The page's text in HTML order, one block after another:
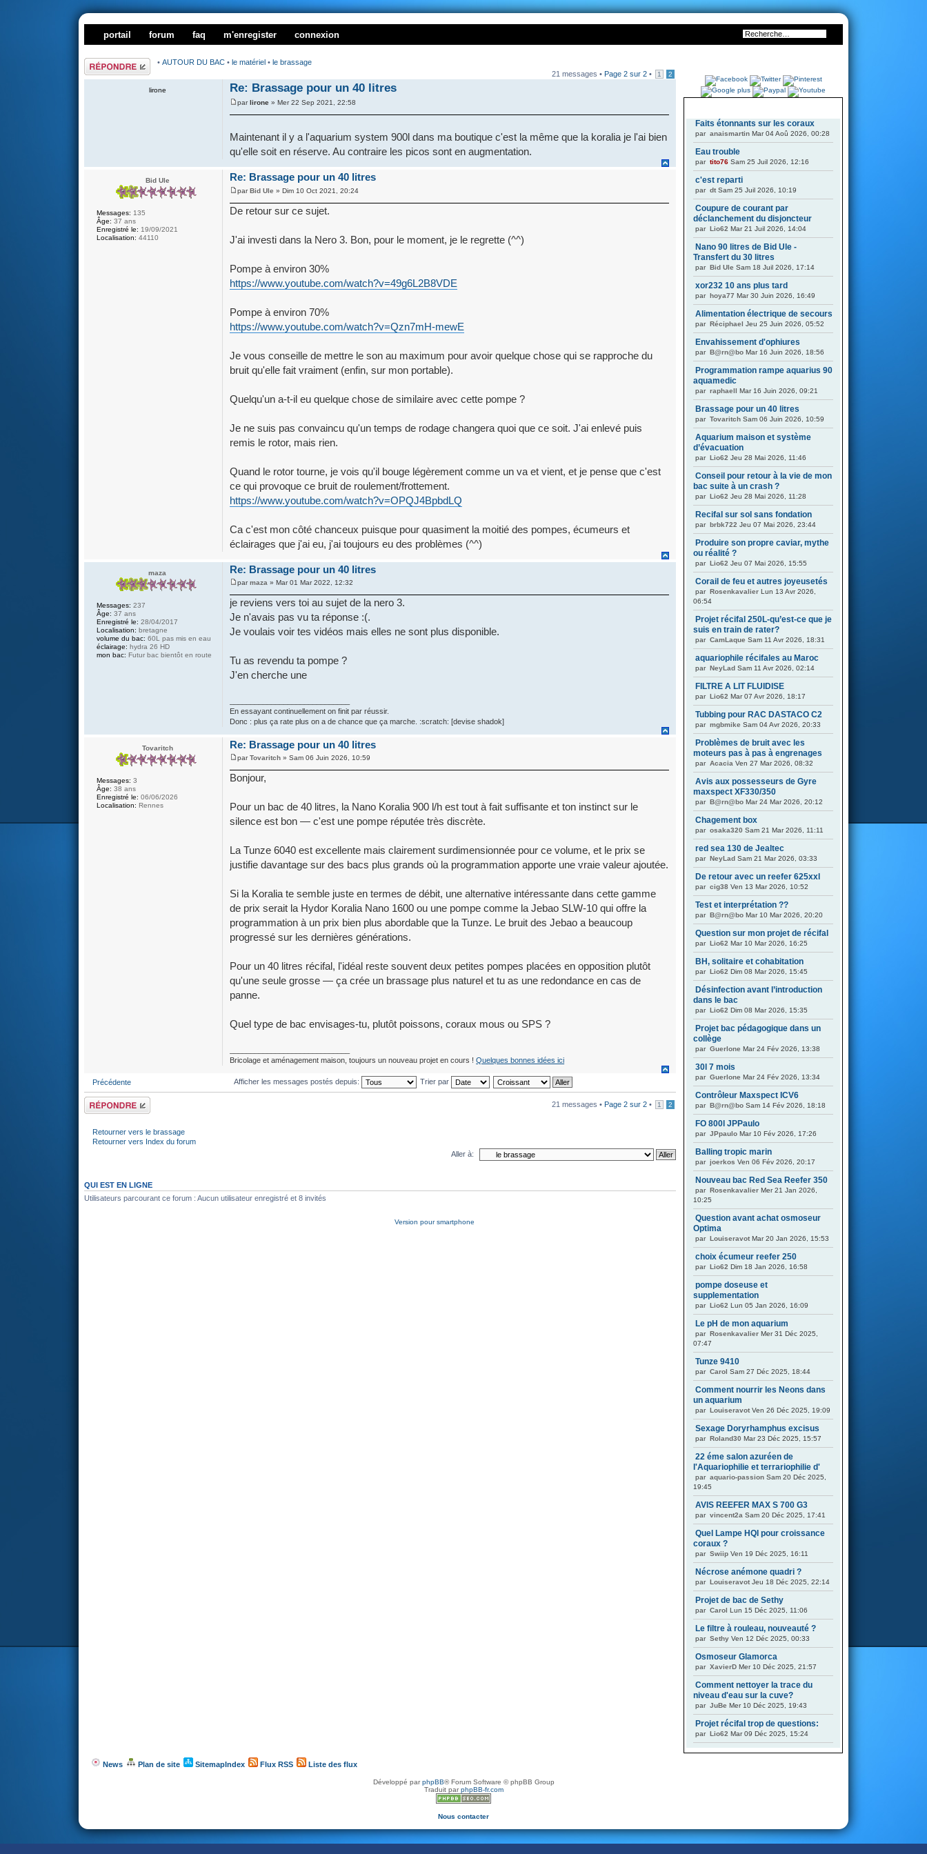
portail forum faq m'enregister connexion
Répondre • AUTOUR DU BAC • le matériel • le brassage
21 messages • Page 2 sur 2 • 1 2
Re: Brassage pour un 40 litres
parlirone » Mer 22 Sep 2021, 22:58
Maintenant il y a l'aquarium system 900l dans ma boutique c'est la même que la koralia je l'ai bien
qu'elle soit en réserve. Au contraire les picos sont en augmentation.
lirone
Re: Brassage pour un 40 litres
parBid Ule » Dim 10 Oct 2021, 20:24
De retour sur ce sujet.
J'ai investi dans la Nero 3. Bon, pour le moment, je le regrette (^^)
Pompe à environ 30%
https://www.youtube.com/watch?v=49g6L2B8VDE
Pompe à environ 70%
https://www.youtube.com/watch?v=Qzn7mH-mewE
Je vous conseille de mettre le son au maximum pour avoir quelque chose qui se rapproche du
bruit qu'elle fait vraiment (enfin, sur mon portable).
Quelqu'un a-t-il eu quelque chose de similaire avec cette pompe ?
Je ne suis pas convaincu qu'un temps de rodage changera quoi que ce soit. J'ai enlevé puis
remis le rotor, mais rien.
Quand le rotor tourne, je vois qu'il bouge légèrement comme un va et vient, et je pense que c'est
ce qui provoque ce bruit de roulement/frottement.
https://www.youtube.com/watch?v=OPQJ4BpbdLQ
Ca c'est mon côté chanceux puisque pour quasiment la moitié des pompes, écumeurs et
éclairages que j'ai eu, j'ai toujours eu des problèmes (^^)
Bid Ule
Messages: 135
Âge: 37 ans
Enregistré le: 19/09/2021
Localisation: 44110
Re: Brassage pour un 40 litres
parmaza » Mar 01 Mar 2022, 12:32
je reviens vers toi au sujet de la nero 3.
Je n'avais pas vu ta réponse :(.
Je voulais voir tes vidéos mais elles ne sont plus disponible.
Tu as revendu ta pompe ?
J'en cherche une
En essayant continuellement on finit par réussir.
Donc : plus ça rate plus on a de chance que ça marche. :scratch: [devise shadok]
maza
Messages: 237
Âge: 37 ans
Enregistré le: 28/04/2017
Localisation: bretagne
volume du bac: 60L pas mis en eau
éclairage: hydra 26 HD
mon bac: Futur bac bientôt en route
Re: Brassage pour un 40 litres
parTovaritch » Sam 06 Juin 2026, 10:59
Bonjour,
Pour un bac de 40 litres, la Nano Koralia 900 l/h est tout à fait suffisante et ton instinct sur le
silence est bon — c'est une pompe réputée très discrète.
La Tunze 6040 est excellente mais clairement surdimensionnée pour ce volume, et le prix se
justifie davantage sur des bacs plus grands où la programmation apporte une vraie valeur ajoutée.
Si la Koralia te semble juste en termes de débit, une alternative intéressante dans cette gamme
de prix serait la Hydor Koralia Nano 1600 ou une pompe comme la Jebao SLW-10 qui offre la
programmation à un prix bien plus abordable que la Tunze. Le bruit des Jebao a beaucoup
progressé sur les dernières générations.
Pour un 40 litres récifal, l'idéal reste souvent deux petites pompes placées en opposition plutôt
qu'une seule grosse — ça crée un brassage plus naturel et tu as une redondance en cas de
panne.
Quel type de bac envisages-tu, plutôt poissons, coraux mous ou SPS ?
Bricolage et aménagement maison, toujours un nouveau projet en cours !Quelques bonnes idées ici
Tovaritch
Messages: 3
Âge: 38 ans
Enregistré le: 06/06/2026
Localisation: Rennes
Précédente Afficher les messages postés depuis: Trier par
Répondre 21 messages • Page 2 sur 2 • 1 2
Retourner vers le brassage
Retourner vers Index du forum
Aller à:
QUI EST EN LIGNE
Utilisateurs parcourant ce forum : Aucun utilisateur enregistré et 8 invités
Version pour smartphone
Faits étonnants sur les coraux
par anaismartin Mar 04 Aoû 2026, 00:28
Eau trouble
par tito76 Sam 25 Juil 2026, 12:16
c'est reparti
par dt Sam 25 Juil 2026, 10:19
Coupure de courant par
déclanchement du disjoncteur
par Lio62 Mar 21 Juil 2026, 14:04
Nano 90 litres de Bid Ule -
Transfert du 30 litres
par Bid Ule Sam 18 Juil 2026, 17:14
xor232 10 ans plus tard
par hoya77 Mar 30 Juin 2026, 16:49
Alimentation électrique de secours
par Réciphael Jeu 25 Juin 2026, 05:52
Envahissement d'ophiures
par B@rn@bo Mar 16 Juin 2026, 18:56
Programmation rampe aquarius 90
aquamedic
par raphaell Mar 16 Juin 2026, 09:21
Brassage pour un 40 litres
par Tovaritch Sam 06 Juin 2026, 10:59
Aquarium maison et système
d’évacuation
par Lio62 Jeu 28 Mai 2026, 11:46
Conseil pour retour à la vie de mon
bac suite à un crash ?
par Lio62 Jeu 28 Mai 2026, 11:28
Recifal sur sol sans fondation
par brbk722 Jeu 07 Mai 2026, 23:44
Produire son propre caviar, mythe
ou réalité ?
par Lio62 Jeu 07 Mai 2026, 15:55
Corail de feu et autres joyeusetés
par Rosenkavalier Lun 13 Avr 2026,
06:54
Projet récifal 250L-qu’est-ce que je
suis en train de rater?
par CamLaque Sam 11 Avr 2026, 18:31
aquariophile récifales au Maroc
par NeyLad Sam 11 Avr 2026, 02:14
FILTRE A LIT FLUIDISE
par Lio62 Mar 07 Avr 2026, 18:17
Tubbing pour RAC DASTACO C2
par mgbmike Sam 04 Avr 2026, 20:33
Problèmes de bruit avec les
moteurs pas à pas à engrenages
par Acacia Ven 27 Mar 2026, 08:32
Avis aux possesseurs de Gyre
maxspect XF330/350
par B@rn@bo Mar 24 Mar 2026, 20:12
Chagement box
par osaka320 Sam 21 Mar 2026, 11:11
red sea 130 de Jealtec
par NeyLad Sam 21 Mar 2026, 03:33
De retour avec un reefer 625xxl
par cig38 Ven 13 Mar 2026, 10:52
Test et interprétation ??
par B@rn@bo Mar 10 Mar 2026, 20:20
Question sur mon projet de récifal
par Lio62 Mar 10 Mar 2026, 16:25
BH, solitaire et cohabitation
par Lio62 Dim 08 Mar 2026, 15:45
Désinfection avant l’introduction
dans le bac
par Lio62 Dim 08 Mar 2026, 15:35
Projet bac pédagogique dans un
collège
par Guerlone Mar 24 Fév 2026, 13:38
30l 7 mois
par Guerlone Mar 24 Fév 2026, 13:34
Contrôleur Maxspect ICV6
par B@rn@bo Sam 14 Fév 2026, 18:18
FO 800l JPPaulo
par JPpaulo Mar 10 Fév 2026, 17:26
Balling tropic marin
par joerkos Ven 06 Fév 2026, 20:17
Nouveau bac Red Sea Reefer 350
par Rosenkavalier Mer 21 Jan 2026,
10:25
Question avant achat osmoseur
Optima
par Louiseravot Mar 20 Jan 2026, 15:53
choix écumeur reefer 250
par Lio62 Dim 18 Jan 2026, 16:58
pompe doseuse et
supplementation
par Lio62 Lun 05 Jan 2026, 16:09
Le pH de mon aquarium
par Rosenkavalier Mer 31 Déc 2025,
07:47
Tunze 9410
par Carol Sam 27 Déc 2025, 18:44
Comment nourrir les Neons dans
un aquarium
par Louiseravot Ven 26 Déc 2025, 19:09
Sexage Doryrhamphus excisus
par Roland30 Mar 23 Déc 2025, 15:57
22 éme salon azuréen de
l'Aquariophilie et terrariophilie d'
par aquario-passion Sam 20 Déc 2025,
19:45
AVIS REEFER MAX S 700 G3
par vincent2a Sam 20 Déc 2025, 17:41
Quel Lampe HQI pour croissance
coraux ?
par Swiip Ven 19 Déc 2025, 16:11
Nécrose anémone quadri ?
par Louiseravot Jeu 18 Déc 2025, 22:14
Projet de bac de Sethy
par Carol Lun 15 Déc 2025, 11:06
Le filtre à rouleau, nouveauté ?
par Sethy Ven 12 Déc 2025, 00:33
Osmoseur Glamorca
par XavierD Mer 10 Déc 2025, 21:57
Comment nettoyer la trace du
niveau d'eau sur la cuve?
par JuBe Mer 10 Déc 2025, 19:43
Projet récifal trop de questions:
par Lio62 Mar 09 Déc 2025, 15:24
News Plan de site SitemapIndex Flux RSS Liste des flux
Développé parphpBB® Forum Software © phpBB Group
Traduit parphpBB-fr.com
Nous contacter